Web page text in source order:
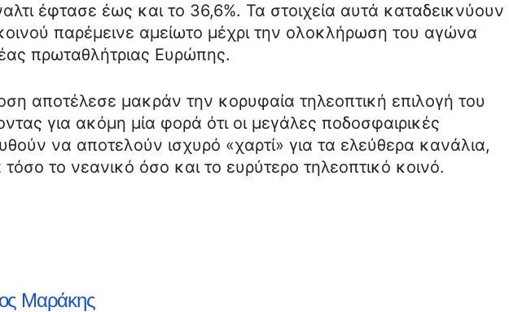
έφτασε έως και το 36,6%. Τα στοιχεία αυτά καταδεικνύουν
παρέμεινε αμείωτο μέχρι την ολοκλήρωση του αγώνα
πρωταθλήτριας Ευρώπης.
αποτέλεσε μακράν την κορυφαία τηλεοπτική επιλογή του
για ακόμη μία φορά ότι οι μεγάλες ποδοσφαιρικές
να αποτελούν ισχυρό «χαρτί» για τα ελεύθερα κανάλια,
το νεανικό όσο και το ευρύτερο τηλεοπτικό κοινό.
Μαράκης